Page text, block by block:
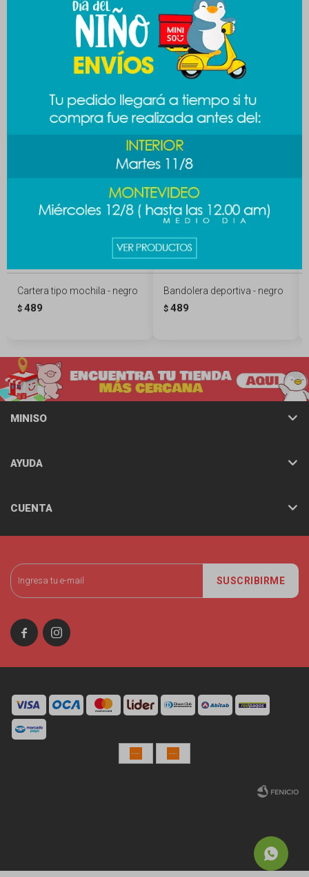
MEDIOS DE PAGO
Productos que te pueden interesar
Cartera tipo mochila - negro
$ 489
Bandolera deportiva - negro
$ 489
SUSCRIBIRME
 
MINISO
AYUDA
CUENTA